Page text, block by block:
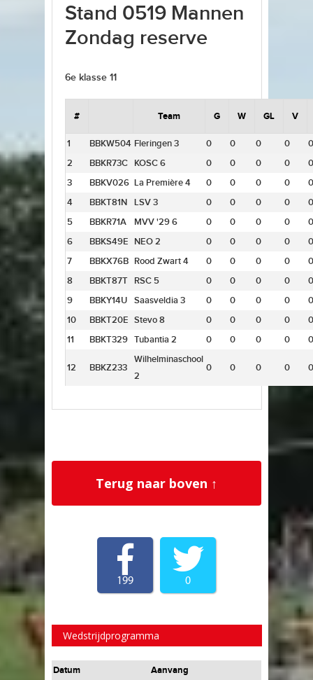
Stand 0519 Mannen
Zondag reserve
6e klasse 11
# Team G W GL V
1 BBKW504 Fleringen 3 0 0 0 0
2
BBKR73C KOSC 6 0 0 0 0
3
BBKV026 La Première 4 0 0 0 0
4
BBKT81N LSV 3 0 0 0 0
5
BBKR71A MVV '29 6 0 0 0 0
6
BBKS49E NEO 2 0 0 0 0
7
BBKX76B Rood Zwart 4 0 0 0 0
8
BBKT87T RSC 5 0 0 0 0
9
BBKY14U Saasveldia 3 0 0 0 0
10
BBKT20E Stevo 8 0 0 0 0
11
BBKT329 Tubantia 2 0 0 0 0
12 BBKZ233
Wilhelminaschool
2
0 0 0 0
Terug naar boven ↑
199 0
Wedstrijdprogramma
Datum Aanvang